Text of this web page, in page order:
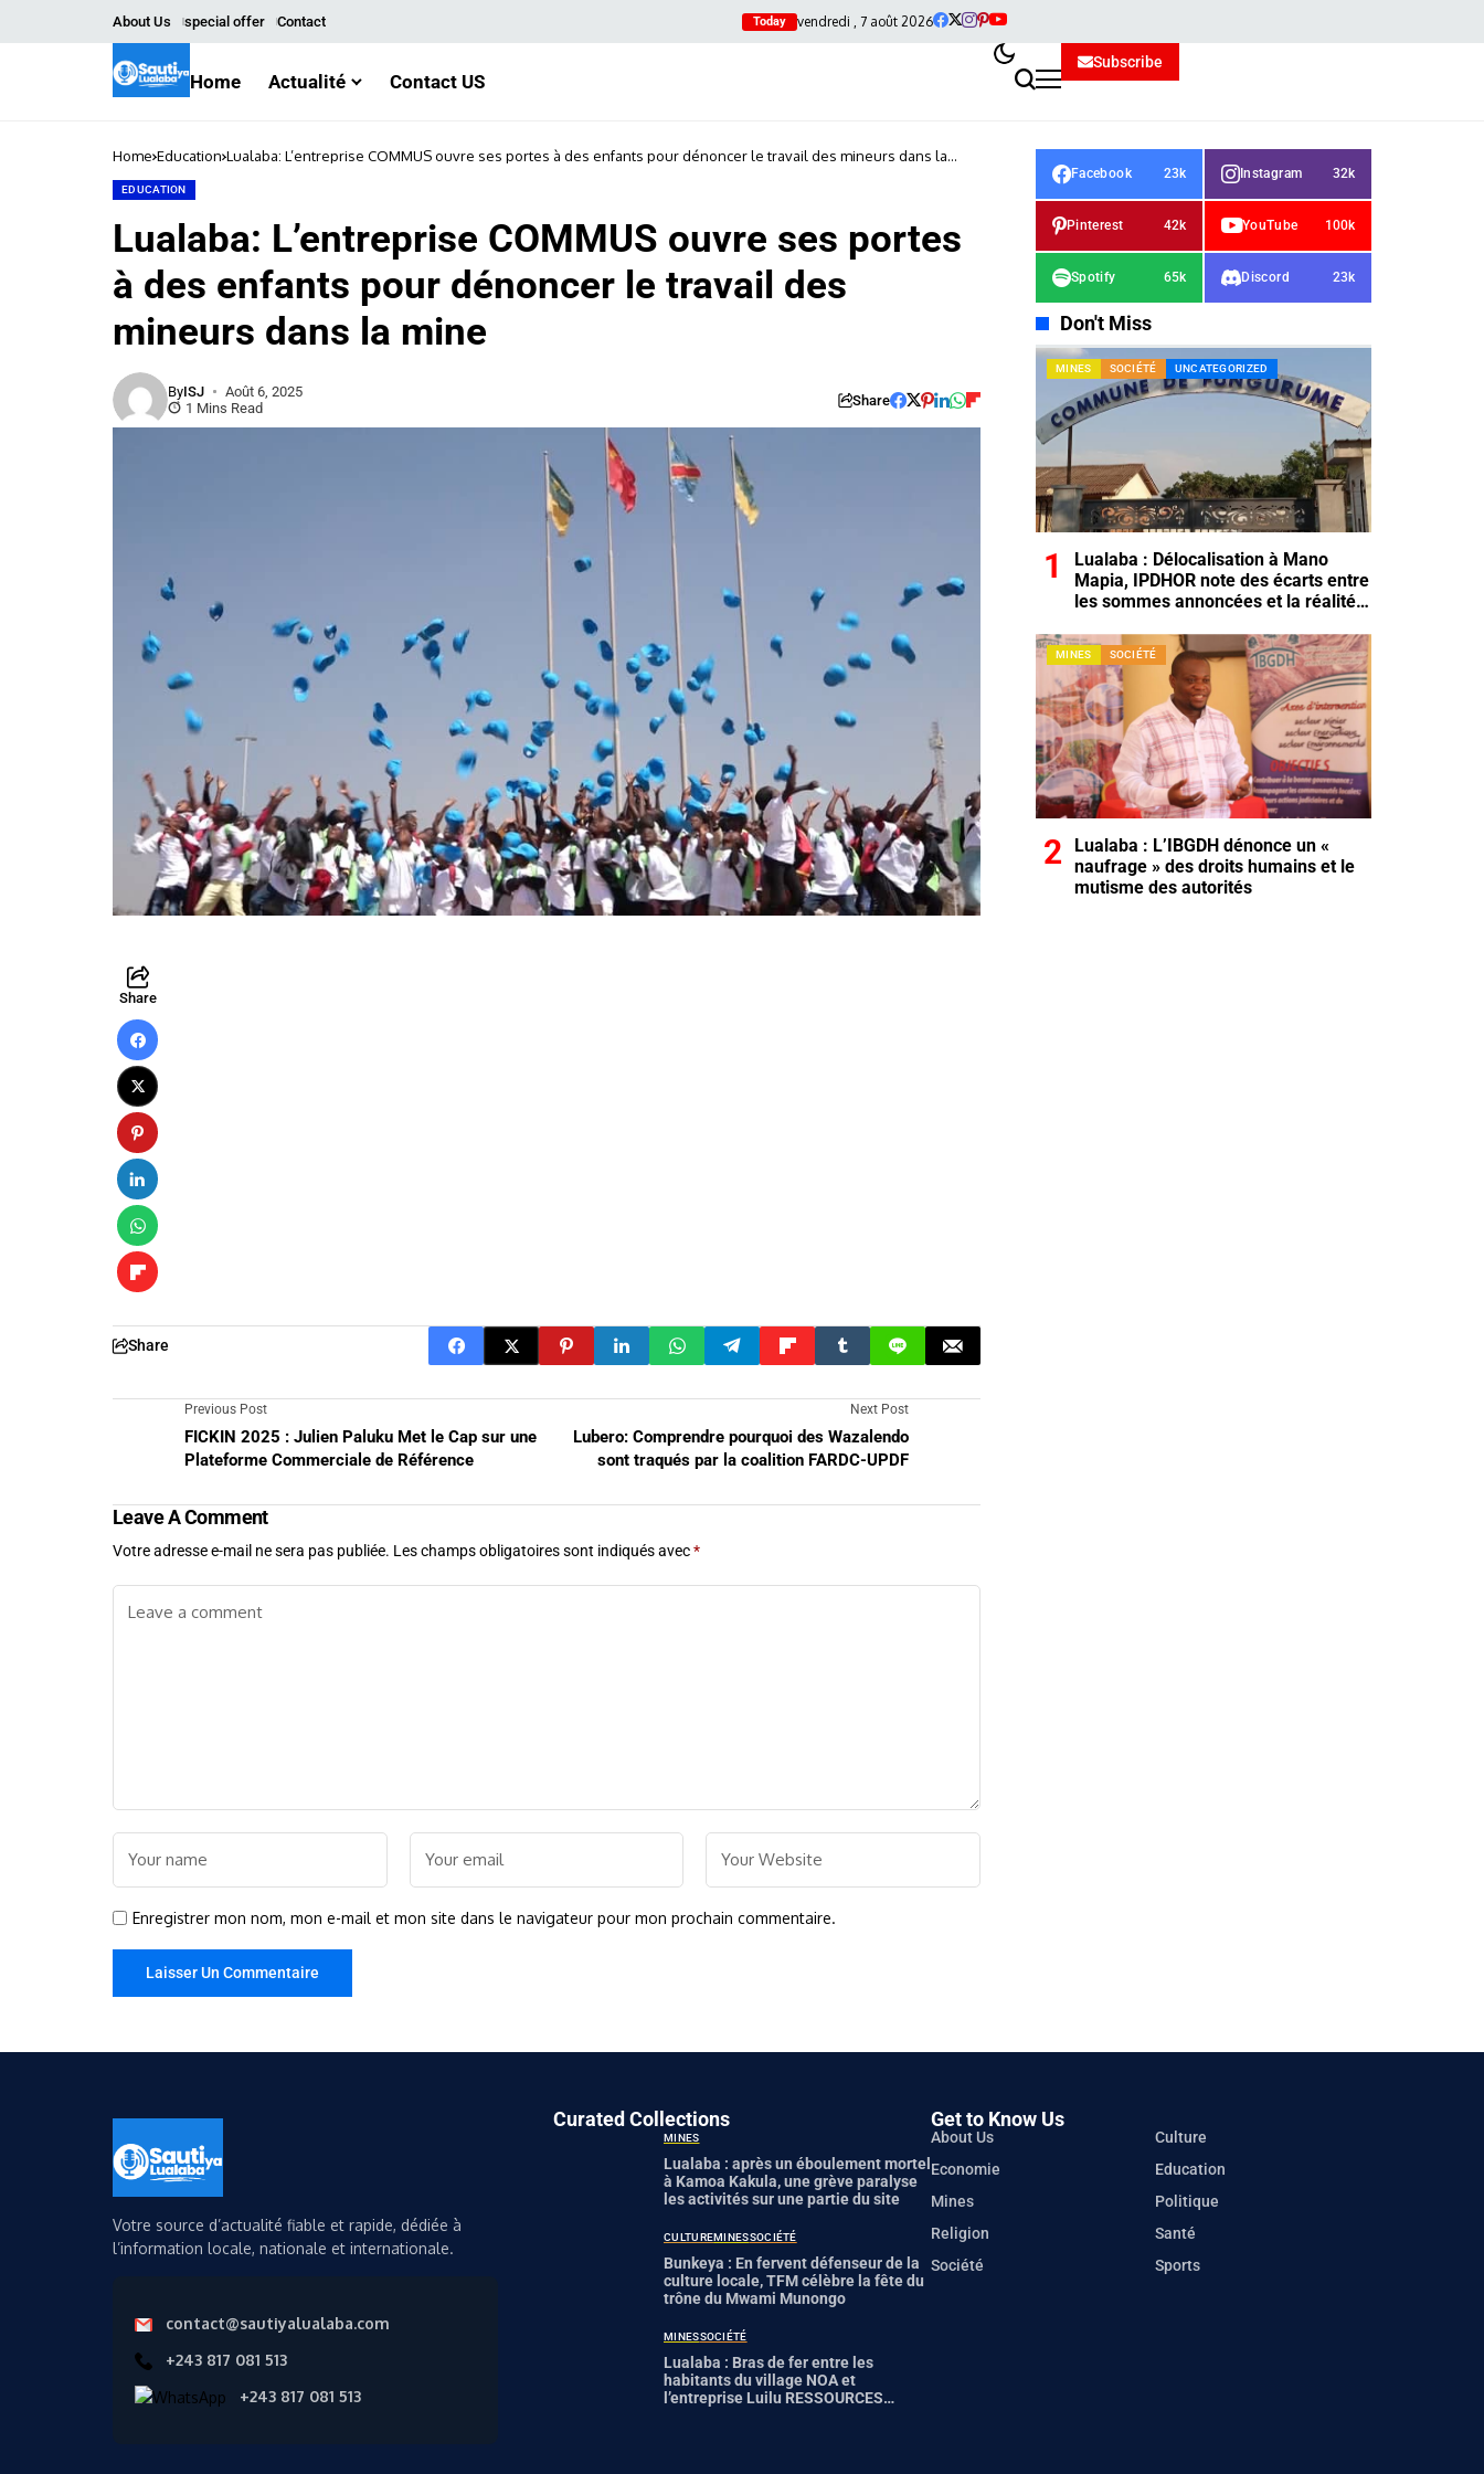
About Us special offer Contact Today vendredi , 7 août 2026
Home Actualité Contact US
Subscribe
Home Education Lualaba: L’entreprise COMMUS ouvre ses portes à des enfants pour dénoncer le travail des mineurs dans la
EDUCATION
Lualaba: L’entreprise COMMUS ouvre ses portes
à des enfants pour dénoncer le travail des
mineurs dans la mine
ByISJ
Août 6, 2025
1 Mins Read
Share
Share
Share
Previous Post
FICKIN 2025 : Julien Paluku Met le Cap sur une
Plateforme Commerciale de Référence
Next Post
Lubero: Comprendre pourquoi des Wazalendo
sont traqués par la coalition FARDC-UPDF
Leave A Comment
Votre adresse e-mail ne sera pas publiée. Les champs obligatoires sont indiqués avec*
Enregistrer mon nom, mon e-mail et mon site dans le navigateur pour mon prochain commentaire.
Facebook 23k Instagram 32k
Pinterest 42k YouTube 100k
Spotify 65k Discord 23k
Don't Miss
MINES SOCIÉTÉ UNCATEGORIZED
Lualaba : Délocalisation à Mano
Mapia, IPDHOR note des écarts entre
les sommes annoncées et la réalité
MINES SOCIÉTÉ
Lualaba : L’IBGDH dénonce un «
naufrage » des droits humains et le
mutisme des autorités
Votre source d’actualité fiable et rapide, dédiée à
l’information locale, nationale et internationale.
contact@sautiyalualaba.com
+243 817 081 513
+243 817 081 513
Curated Collections
MINES
Lualaba : après un éboulement mortel
à Kamoa Kakula, une grève paralyse
les activités sur une partie du site
CULTUREMINESSOCIÉTÉ
Bunkeya : En fervent défenseur de la
culture locale, TFM célèbre la fête du
trône du Mwami Munongo
MINESSOCIÉTÉ
Lualaba : Bras de fer entre les
habitants du village NOA et
l’entreprise Luilu RESSOURCES
Get to Know Us
About Us
Culture
Economie
Education
Mines
Politique
Religion
Santé
Société
Sports